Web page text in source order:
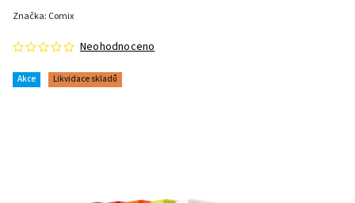
Akce Likvidace skladů
Neohodnoceno
Značka: Comix